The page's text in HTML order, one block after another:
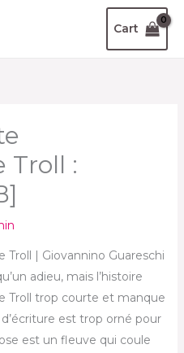
Cart
Troll :
Troll | Giovannino Guareschi
adieu, mais l’histoire
Troll trop courte et manque
est trop orné pour
est un fleuve qui coule